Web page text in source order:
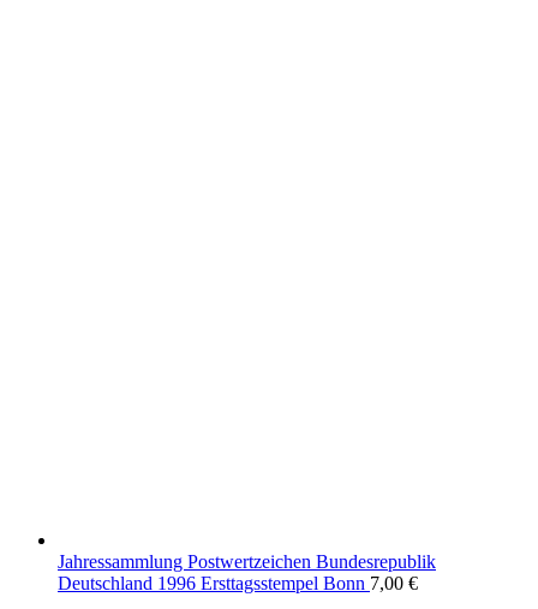
Jahressammlung Postwertzeichen Bundesrepublik
Deutschland 1996 Ersttagsstempel Bonn 7,00 €